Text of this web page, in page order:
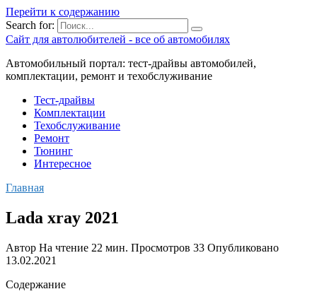
Перейти к содержанию
Search for:
Сайт для автолюбителей - все об автомобилях
Автомобильный портал: тест-драйвы автомобилей,
комплектации, ремонт и техобслуживание
Тест-драйвы
Комплектации
Техобслуживание
Ремонт
Тюнинг
Интересное
Главная
Lada xray 2021
Автор На чтение 22 мин. Просмотров 33 Опубликовано
13.02.2021
Содержание